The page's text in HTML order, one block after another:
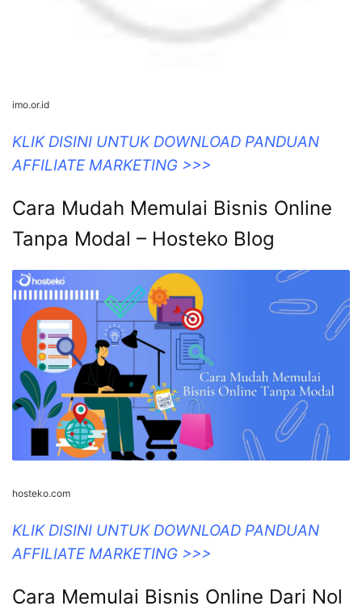
imo.or.id
KLIK DISINI UNTUK DOWNLOAD PANDUAN
AFFILIATE MARKETING >>>
Cara Mudah Memulai Bisnis Online
Tanpa Modal – Hosteko Blog
hosteko.com
KLIK DISINI UNTUK DOWNLOAD PANDUAN
AFFILIATE MARKETING >>>
Cara Memulai Bisnis Online Dari Nol